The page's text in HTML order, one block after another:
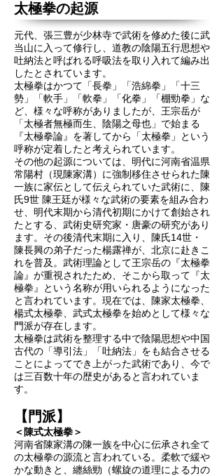
太極拳の起源
元代、張三豊が少林寺で武術を修めた後に武
当山に入って修行し、道教の陰陽五行思想や
吐納法と呼ばれる呼吸法を取り入れて編み出
したとされています。
太極拳はかつて「長拳」「浩綿拳」「十三
勢」「軟手」「軟拳」「化拳」「棚勁拳」な
ど、様々な呼称がありましたが、王宗岳が
「太極者無極而生、陰陽之母也」で始まる
『太極拳論』を著してから「太極拳」という
呼称が定着したと考えられています。
その他の起源については、明代に河南省温県
常陽村（現陳家溝）に強制移住させられた陳
一族に家伝として伝えられていた武術に、陳
氏9世 陳王廷が様々な武術の要素を組み合わ
せ、明代末期から清代初期にかけて創始され
たとする、武術史研究家・唐豪の研究があり
ます。その後清代末期に入り、陳氏14世・
陳長興の弟子だった楊露禅が、北京に赴きこ
れを普及。武術理論として王宗岳の『太極拳
論』が重視されたため、そこから取って『太
極拳』という名称が用いられるようになった
と言われています。現在では、陳家太極拳、
楊式太極拳、武式太極拳を始めとして様々な
門派が存在します。
太極拳は武術を整理する中で陰陽思想や中国
古代の「導引法」「吐納法」をも結合させる
ことによってでき上がった武術であり、今で
は三百数十年の歴史があると言われていま
す。
【門派】
＜陳式太極拳＞
河南省陳家溝の陳一族を中心に伝承され全て
の太極拳の源流と言われている。柔軟で緩や
かな動きと、纏絲勁（螺旋の道理による力の